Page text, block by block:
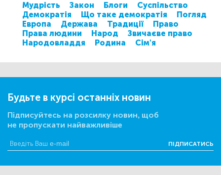
Мудрість
Закон Блоги
Суспільство
Демократія
Що таке демократія
Погляд
Европа
Держава Традиції
Право
Права людини
Народ
Звичаєве право
Народовладдя
Родина Сім'я
Будьте в курсі останніх новин
Підписуйтесь на розсилку новин, щоб
не пропускати найважливіше
ПІДПИСАТИСЬ